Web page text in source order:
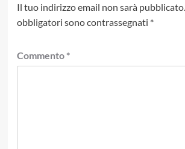
Il tuo indirizzo email non sarà pubblicato.
obbligatori sono contrassegnati *
Commento *